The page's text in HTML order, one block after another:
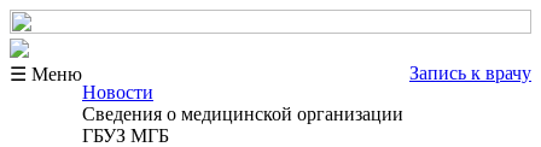
☰ Меню
Запись к врачу
Новости
Сведения о медицинской организации
ГБУЗ МГБ